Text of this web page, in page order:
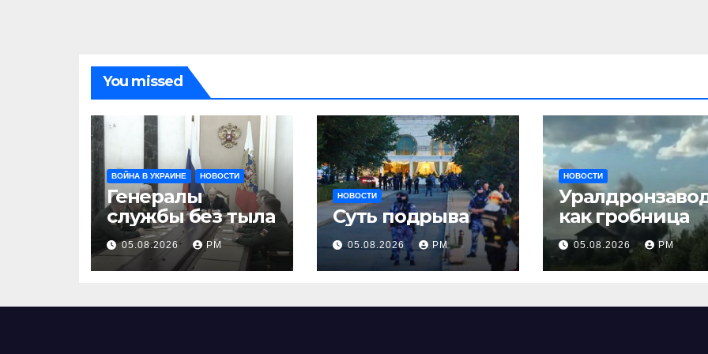
You missed
ВОЙНА В УКРАИНЕ НОВОСТИ
Генералы
службы без тыла
05.08.2026 РМ
НОВОСТИ
Суть подрыва
05.08.2026 РМ
НОВОСТИ
как гробница
05.08.2026 РМ